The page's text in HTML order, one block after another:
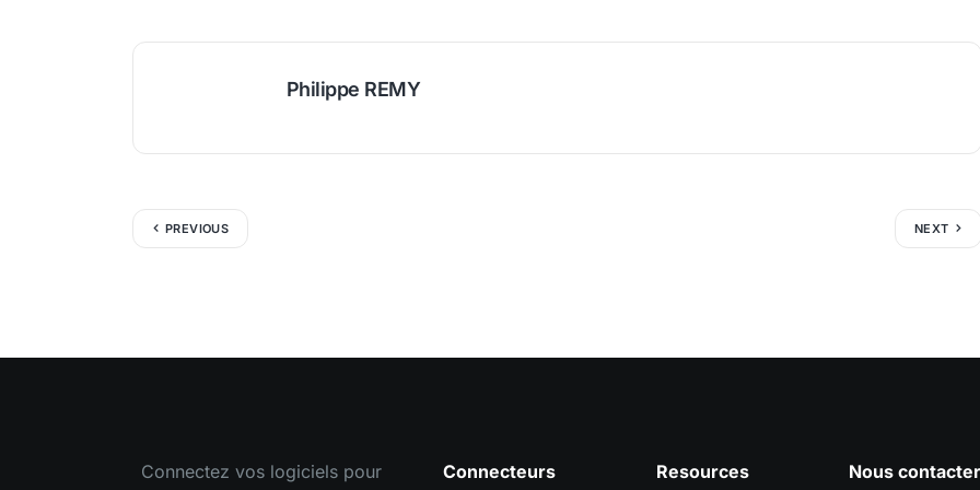
Philippe REMY
PREVIOUS NEXT
Connectez vos logiciels pour
Connecteurs
Resources
Nous